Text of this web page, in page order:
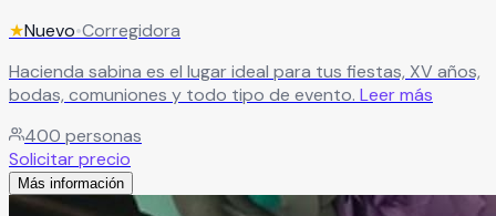
★Nuevo•Corregidora
Hacienda sabina es el lugar ideal para tus fiestas, XV años,
bodas, comuniones y todo tipo de evento. Leer más
400 personas
Solicitar precio
Más información